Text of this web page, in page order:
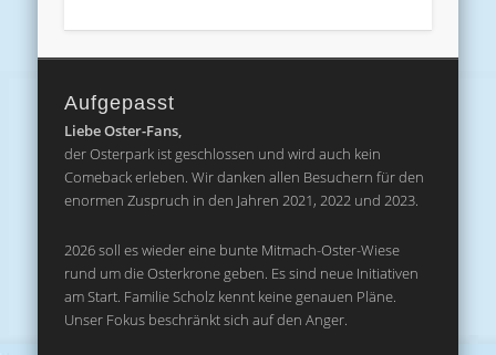
Aufgepasst
Liebe Oster-Fans,
der Osterpark ist geschlossen und wird auch kein
Comeback erleben. Wir danken allen Besuchern für den
enormen Zuspruch in den Jahren 2021, 2022 und 2023.
2026 soll es wieder eine bunte Mitmach-Oster-Wiese
rund um die Osterkrone geben. Es sind neue Initiativen
am Start. Familie Scholz kennt keine genauen Pläne.
Unser Fokus beschränkt sich auf den Anger.